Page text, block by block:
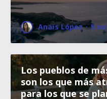
Anaïs López · 5
Los pueblos de
son los que más
para los que se